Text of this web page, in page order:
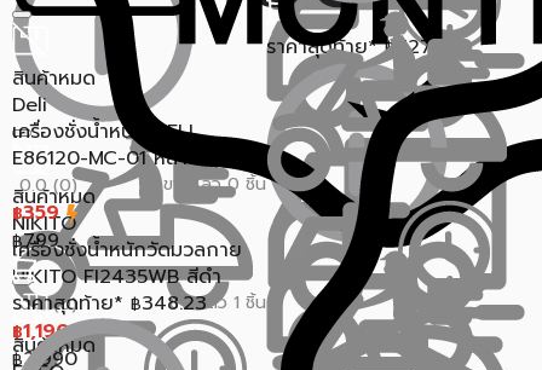
สินค้าหมด
NIKITO
เครื่องชั่งน้ำหนักวัดมวลกาย
NIKITO FI2435WB สีดำ
0.0 (0) ขายแล้ว 1 ชิ้น
฿1,190
฿2,990
ราคาสุดท้าย* ฿ 727.50
สินค้าหมด
สินค้าหมด
Deli
เครื่องชั่งน้ำหนัก DELI
E86120-MC-01 หลากสี
0.0 (0) ขายแล้ว 0 ชิ้น
฿359
฿799
ราคาสุดท้าย* ฿348.23